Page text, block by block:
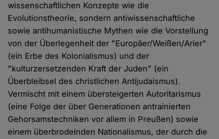
wissenschaftlichen Konzepte wie die
Evolutionstheorie, sondern antiwissenschaftliche
sowie antihumanistische Mythen wie die Vorstellung
von der Überlegenheit der "Europäer/Weißen/Arier"
(ein Erbe des Kolonialismus) und der
"kulturzersetzenden Kraft der Juden" (ein
Überbleibsel des christlichen Antijudaismus).
Vermischt mit einem übersteigerten Autoritarismus
(eine Folge der über Generationen antrainierten
Gehorsamstechniken vor allem in Preußen) sowie
einem überbrodelnden Nationalismus, der durch die